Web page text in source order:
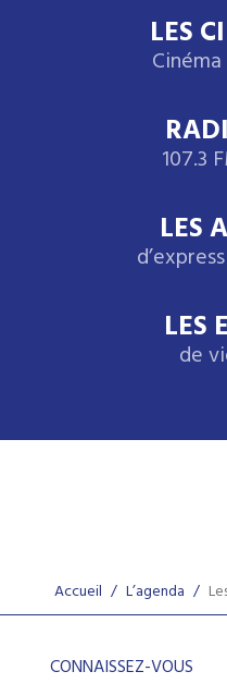
LES
107.3
LES
LES
de
Accueil / L’agenda /
CONNAISSEZ-VOUS